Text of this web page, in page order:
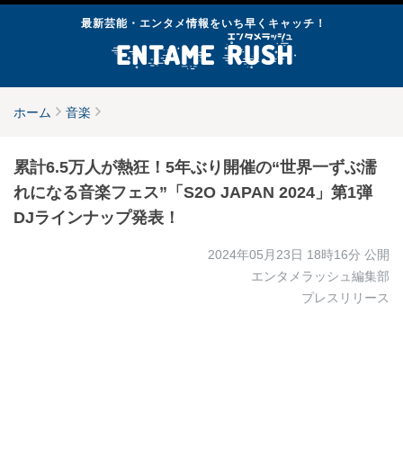
最新芸能・エンタメ情報をいち早くキャッチ！
ホーム 音楽
累計6.5万人が熱狂！5年ぶり開催の“世界一ずぶ濡
れになる音楽フェス”「S2O JAPAN 2024」第1弾
DJラインナップ発表！
2024年05月23日 18時16分 公開
エンタメラッシュ編集部
プレスリリース